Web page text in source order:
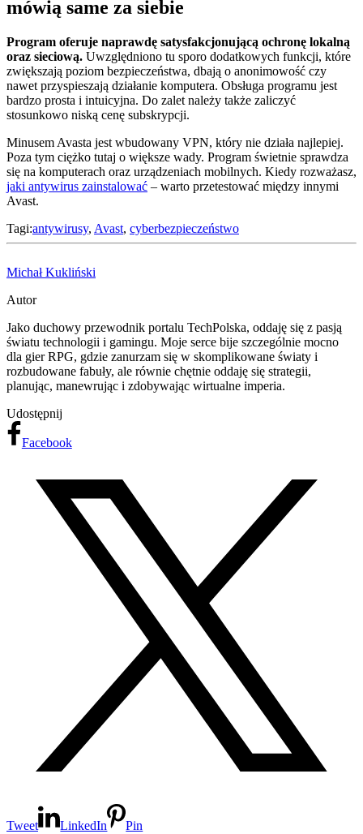
mówią same za siebie
Program oferuje naprawdę satysfakcjonującą ochronę lokalną
oraz sieciową. Uwzględniono tu sporo dodatkowych funkcji, które
zwiększają poziom bezpieczeństwa, dbają o anonimowość czy
nawet przyspieszają działanie komputera. Obsługa programu jest
bardzo prosta i intuicyjna. Do zalet należy także zaliczyć
stosunkowo niską cenę subskrypcji.
Minusem Avasta jest wbudowany VPN, który nie działa najlepiej.
Poza tym ciężko tutaj o większe wady. Program świetnie sprawdza
się na komputerach oraz urządzeniach mobilnych. Kiedy rozważasz,
jaki antywirus zainstalować – warto przetestować między innymi
Avast.
Tagi:antywirusy, Avast, cyberbezpieczeństwo
Michał Kukliński
Autor
Jako duchowy przewodnik portalu TechPolska, oddaję się z pasją
światu technologii i gamingu. Moje serce bije szczególnie mocno
dla gier RPG, gdzie zanurzam się w skomplikowane światy i
rozbudowane fabuły, ale równie chętnie oddaję się strategii,
planując, manewrując i zdobywając wirtualne imperia.
Udostępnij
Facebook
Tweet LinkedIn
Pin